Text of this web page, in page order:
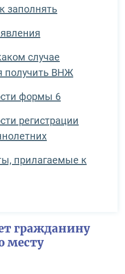
заполнять
случае
получить ВНЖ
формы 6
регистрации
прилагаемые к
гражданину
месту